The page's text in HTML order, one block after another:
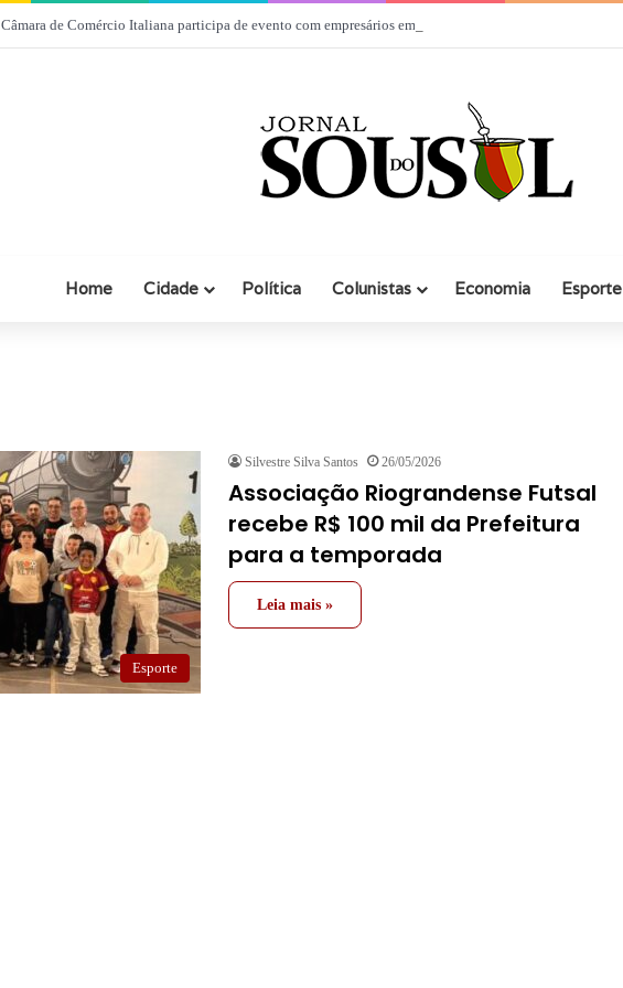
Câmara de Comércio Italiana participa de evento com empresários em Rio Grande
Home Cidade Política Colunistas Economia Esporte
Esporte
Silvestre Silva Santos 26/05/2026
Associação Riograndense Futsal
recebe R$ 100 mil da Prefeitura
para a temporada
Leia mais »